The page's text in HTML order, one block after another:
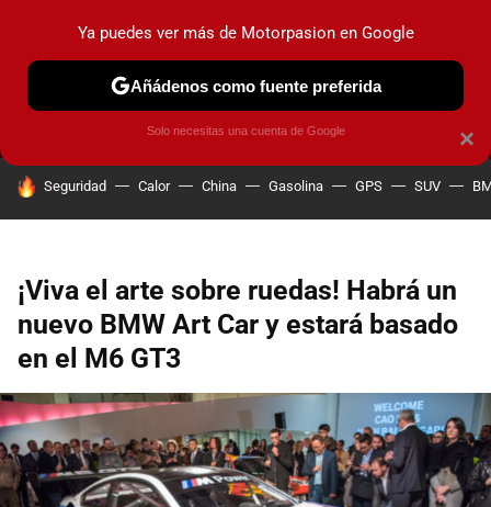
MENÚ NUEVO
COCHES ELÉCTRICOS OBSERVATORIO
HOY SE HABLA DE
Seguridad Calor China Gasolina GPS SUV
¡Viva el arte sobre ruedas! Habrá un
nuevo BMW Art Car y estará basado
en el M6 GT3
×
Ya puedes ver más de Motorpasion en Google
Añádenos como fuente preferida
Solo necesitas una cuenta de Google